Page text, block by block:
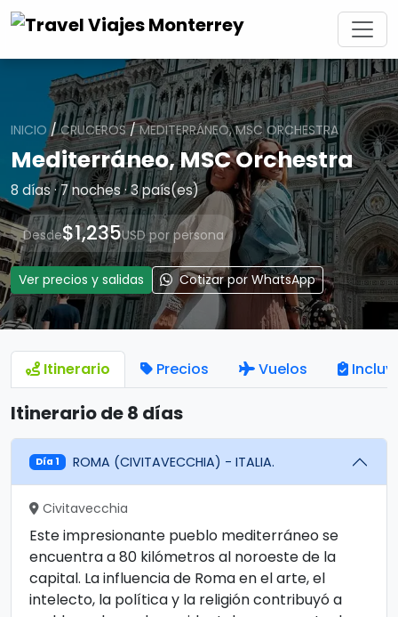
INICIO/CRUCEROS/MEDITERRÁNEO, MSC ORCHESTRA
Mediterráneo, MSC Orchestra
8 días · 7 noches · 3 país(es)
Desde$1,235USD por persona
Ver precios y salidas Cotizar por WhatsApp
Itinerario Precios Vuelos
Itinerario de 8 días
Día 1 ROMA (CIVITAVECCHIA) - ITALIA.
Civitavecchia
Este impresionante pueblo mediterráneo se
encuentra a 80 kilómetros al noroeste de la
capital. La influencia de Roma en el arte, el
intelecto, la política y la religión contribuyó a